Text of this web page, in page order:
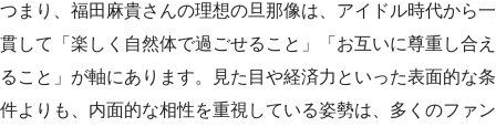
つまり、福田麻貴さんの理想の旦那像は、アイドル時代から一
貫して「楽しく自然体で過ごせること」「お互いに尊重し合え
ること」が軸にあります。見た目や経済力といった表面的な条
件よりも、内面的な相性を重視している姿勢は、多くのファン